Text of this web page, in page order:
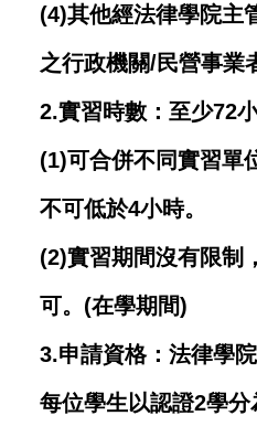
(4)其他經法律學院主
之行政機關/民營事業
2.實習時數：至少72
(1)可合併不同實習單
不可低於4小時。
(2)實習期間沒有限制
可。(在學期間)
3.申請資格：法律學
每位學生以認證2學